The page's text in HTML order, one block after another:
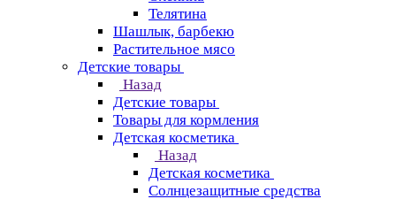
Телятина
Шашлык, барбекю
Растительное мясо
Детские товары
Назад
Детские товары
Товары для кормления
Детская косметика
Назад
Детская косметика
Солнцезащитные средства